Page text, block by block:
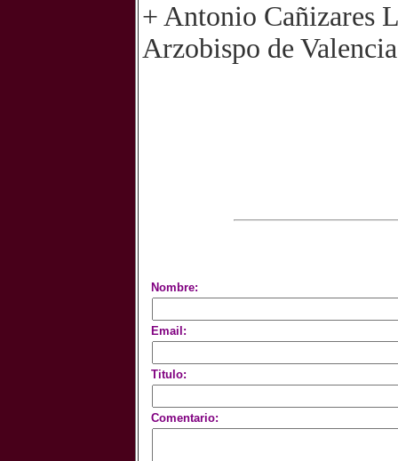
+ Antonio Cañizares
Arzobispo de Valencia
Nombre:
Email:
Titulo:
Comentario: